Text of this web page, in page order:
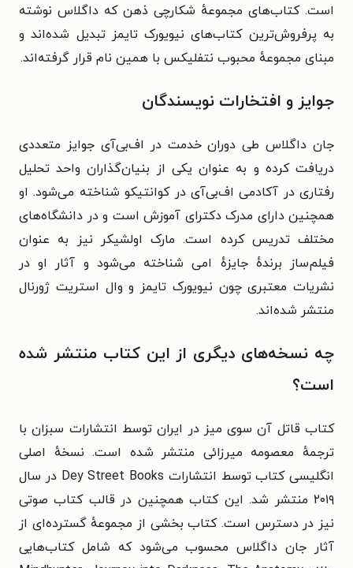
است. کتاب‌های مجموعهٔ شکارچی ذهن که داگلاس نوشته
به پرفروش‌ترین کتاب‌های نیویورک تایمز تبدیل شده‌اند و
مبنای مجموعهٔ محبوب نتفلیکس با همین نام قرار گرفته‌اند.
جوایز و افتخارات نویسندگان
جان داگلاس طی دوران خدمت در اف‌بی‌آی جوایز متعددی
دریافت کرده و به عنوان یکی از بنیان‌گذاران واحد تحلیل
رفتاری در آکادمی اف‌بی‌آی در کوانتیکو شناخته می‌شود. او
همچنین دارای مدرک دکترای آموزش است و در دانشگاه‌های
مختلف تدریس کرده است. مارک اولشیکر نیز به عنوان
فیلم‌ساز برندهٔ جایزهٔ امی شناخته می‌شود و آثار او در
نشریات معتبری چون نیویورک تایمز و وال استریت ژورنال
منتشر شده‌اند.
چه نسخه‌های دیگری از این کتاب منتشر شده
است؟
کتاب قاتل آن سوی میز در ایران توسط انتشارات سبزان با
ترجمهٔ معصومه میرزائی منتشر شده است. نسخهٔ اصلی
انگلیسی کتاب توسط انتشارات Dey Street Books در سال
۲۰۱۹ منتشر شد. این کتاب همچنین در قالب کتاب صوتی
نیز در دسترس است. کتاب بخشی از مجموعهٔ گسترده‌ای از
آثار جان داگلاس محسوب می‌شود که شامل کتاب‌هایی